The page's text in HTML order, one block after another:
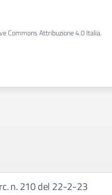
Commons Attribuzione 4.0 Italia.
n. 210 del 22-2-23